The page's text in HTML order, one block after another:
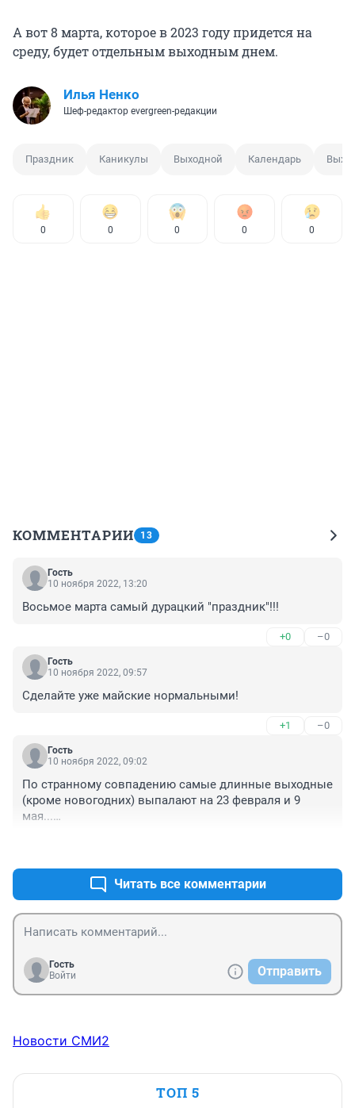
А вот 8 марта, которое в 2023 году придется на
среду, будет отдельным выходным днем.
Илья Ненко
Шеф-редактор evergreen-редакции
Праздник Каникулы Выходной Календарь
0 0 0 0 0
КОММЕНТАРИИ 13
Гость
10 ноября 2022, 13:20
Восьмое марта самый дурацкий "праздник"!!!
+0 –0
Гость
10 ноября 2022, 09:57
Сделайте уже майские нормальными!
+1 –0
Гость
10 ноября 2022, 09:02
По странному совпадению самые длинные выходные
(кроме новогодних) выпалают на 23 февраля и 9
мая...
Читать все комментарии
Гость
Войти
Отправить
Новости СМИ2
ТОП 5